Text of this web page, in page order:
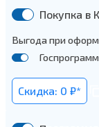
Покупка в
Выгода при
Скидка: 0 ₽*